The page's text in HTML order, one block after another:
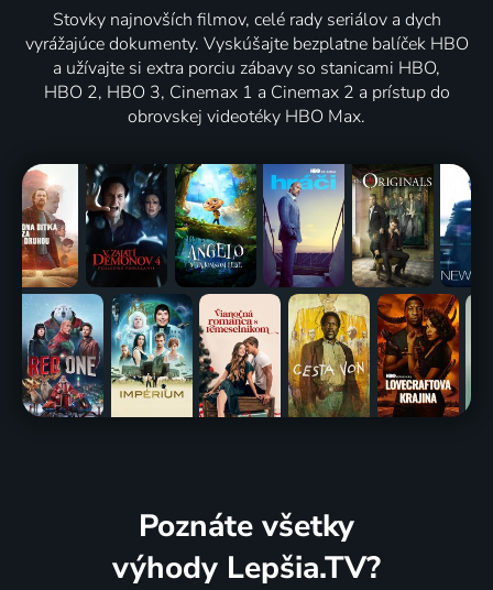
Stovky najnovších filmov, celé rady seriálov a dych
vyrážajúce dokumenty. Vyskúšajte bezplatne balíček HBO
a užívajte si extra porciu zábavy so stanicami HBO,
HBO 2, HBO 3, Cinemax 1 a Cinemax 2 a prístup do
obrovskej videotéky HBO Max.
Poznáte všetky
výhody Lepšia.TV?